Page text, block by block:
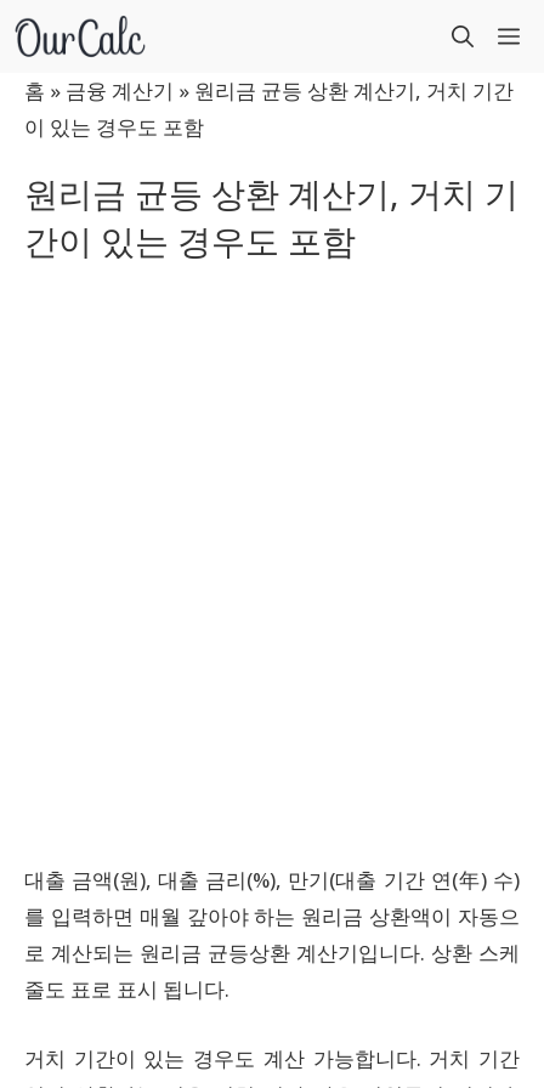
컨
텐
홈 » 금융 계산기 » 원리금 균등 상환 계산기, 거치 기간
이 있는 경우도 포함
원리금 균등 상환 계산기, 거치 기
간이 있는 경우도 포함
대출 금액(원), 대출 금리(%), 만기(대출 기간 연(年) 수)
를 입력하면 매월 갚아야 하는 원리금 상환액이 자동으
로 계산되는 원리금 균등상환 계산기입니다. 상환 스케
줄도 표로 표시 됩니다.
거치 기간이 있는 경우도 계산 가능합니다. 거치 기간